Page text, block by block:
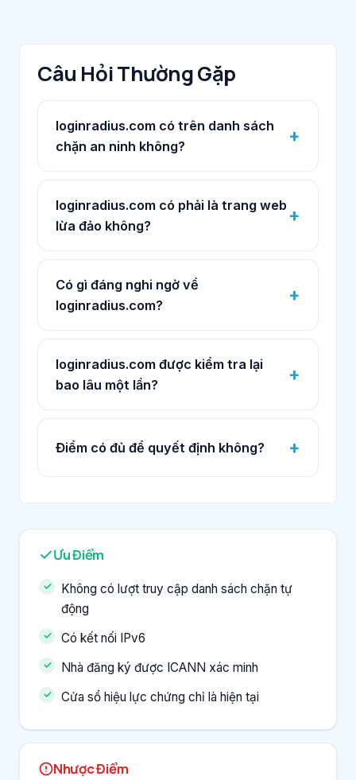
Câu Hỏi Thường Gặp
loginradius.com có trên danh sách
chặn an ninh không?
loginradius.com có phải là trang web
lừa đảo không?
Có gì đáng nghi ngờ về
loginradius.com?
loginradius.com được kiểm tra lại
bao lâu một lần?
Điểm có đủ để quyết định không?
Ưu Điểm
Không có lượt truy cập danh sách chặn tự
động
Có kết nối IPv6
Nhà đăng ký được ICANN xác minh
Cửa sổ hiệu lực chứng chỉ là hiện tại
Nhược Điểm